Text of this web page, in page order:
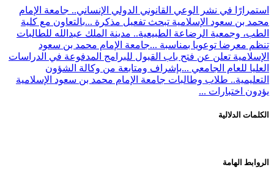
استمرارًا في نشر الوعي القانوني الدولي الإنساني.. جامعة الإمام
محمد بن سعود الإسلامية تبحث تفعيل مذكرة ...بالتعاون مع كلية
الطب، وجمعية الرضاعة الطبيعية.. مدينة الملك عبدالله للطالبات
تنظم معرضا توعويا بمناسبة ...جامعة الإمام محمد بن سعود
الإسلامية تعلن عن فتح باب القبول للبرامج المدفوعة في الدراسات
العليا للعام الجامعي ...بإشراف ومتابعة من وكالة الشؤون
التعليمية.. طلاب وطالبات جامعة الإمام محمد بن سعود الإسلامية
يؤدون اختبارات ...
الكلمات الدلالية
الروابط الهامة